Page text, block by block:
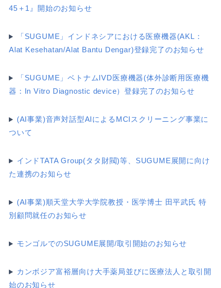
45＋1』開始のお知らせ
「SUGUME」インドネシアにおける医療機器(AKL：
Alat Kesehatan/Alat Bantu Dengar)登録完了のお知らせ
「SUGUME」ベトナムIVD医療機器(体外診断用医療機
器：In Vitro Diagnostic device）登録完了のお知らせ
(AI事業)音声対話型AIによるMCIスクリーニング事業に
ついて
インドTATA Group(タタ財閥)等、SUGUME展開に向け
た連携のお知らせ
(AI事業)順天堂大学大学院教授・医学博士 田平武氏 特
別顧問就任のお知らせ
モンゴルでのSUGUME展開/取引開始のお知らせ
カンボジア富裕層向け大手薬局並びに医療法人と取引開
始のお知らせ